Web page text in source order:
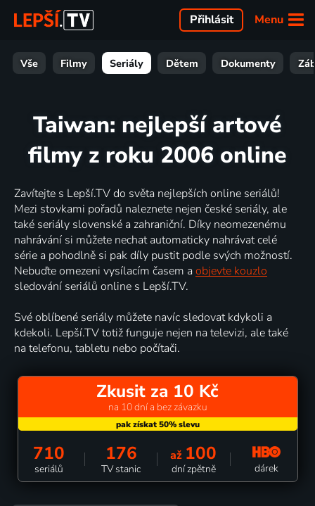
Menu
Přihlásit
Vše Filmy Seriály Dětem Dokumenty
Taiwan: nejlepší artové
filmy z roku 2006 online
Zavítejte s Lepší.TV do světa nejlepších online seriálů!
Mezi stovkami pořadů naleznete nejen české seriály, ale
také seriály slovenské a zahraniční. Díky neomezenému
nahrávání si můžete nechat automaticky nahrávat celé
série a pohodlně si pak díly pustit podle svých možností.
Nebuďte omezeni vysílacím časem a objevte kouzlo
sledování seriálů online s Lepší.TV.
Své oblíbené seriály můžete navíc sledovat kdykoli a
kdekoli. Lepší.TV totiž funguje nejen na televizi, ale také
na telefonu, tabletu nebo počítači.
Zkusit za 10 Kč
na 10 dní a bez závazku
710
seriálů
176
TV stanic
až 100
dní zpětně dárek